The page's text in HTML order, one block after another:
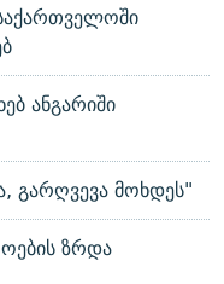
ანგარიში
გარღვევა მოხდეს"
ზრდა